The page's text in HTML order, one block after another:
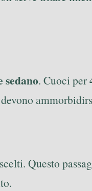
sedano. Cuoci per
Questo